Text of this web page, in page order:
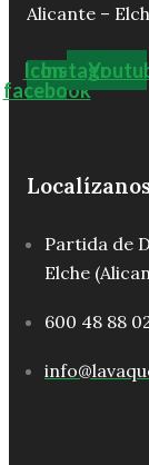
Alicante –
Icon-
facebook
Instagram
Partida de
Elche
600 48 88